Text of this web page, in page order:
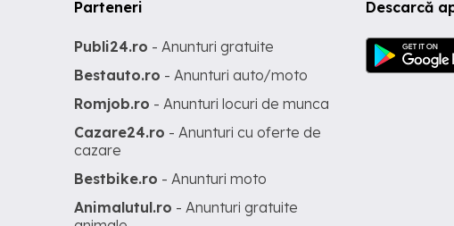
Descarcă
Parteneri
Publi24.ro - Anunturi gratuite
Bestauto.ro - Anunturi auto/moto
Romjob.ro - Anunturi locuri de munca
Cazare24.ro - Anunturi cu oferte de
cazare
Bestbike.ro - Anunturi moto
Animalutul.ro - Anunturi gratuite